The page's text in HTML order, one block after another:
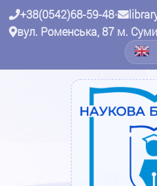
+38(0542)68-59-48•
вул. Роменська, 87 м.